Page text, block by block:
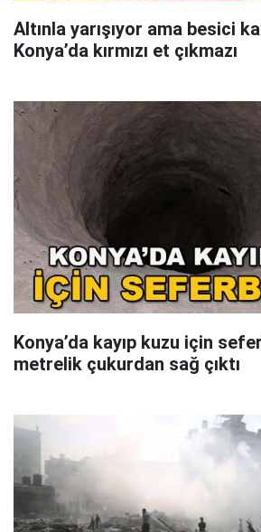
Altınla yarışıyor ama besici
Konya’da kırmızı et çıkmazı
Konya’da kayıp kuzu için
metrelik çukurdan sağ çıktı